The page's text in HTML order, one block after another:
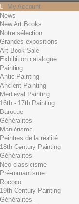
My Account
Contact
English
English
Français
News
Search
Cart (empty)
No products
Free shipping!
0,00 € Total
Check out
News
New Art Books
Notre sélection
Grandes expositions
Art Book Sale
Exhibition catalogue
Painting
Antic Painting
Ancient Painting
Medieval Painting
16th - 17th Painting
Baroque
Généralités
Maniérisme
Peintres de la réalité
18th Century Painting
Généralités
Néo-classicisme
Pré-romantisme
Rococo
19th Century Painting
Généralités